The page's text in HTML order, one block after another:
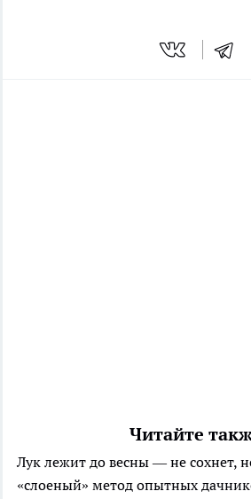
Читайте
Лук лежит до весны — не сохнет,
«слоеный» метод опытных